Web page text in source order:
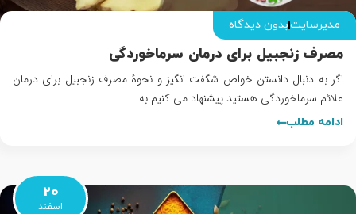
مدیرسایتبدون دیدگاه
مصرف زنجبیل برای درمان سرماخوردگی
اگر به دنبال دانستن خواص شگفت انگیز و نحوهٔ مصرف زنجبیل برای درمان
علائم سرماخوردگی هستید پیشنهاد می کنیم به …
ادامه مطلب
20
اسفند